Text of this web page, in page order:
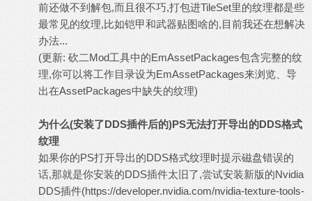
前还做不到解包,而且很不巧,打包进TileSet里的纹理都是些
最常见的纹理,比如铠甲和武器贴图啥的,目前我还在想解决
办法...
(更新: 砍二Mod工具中的EmAssetPackages包含完整的纹
理,你可以将工作目录设为EmAssetPackages来浏览、导
出在AssetPackages中缺失的纹理)
为什么(安装了DDS插件后的)PS无法打开导出的DDS格式
纹理
如果你的PS打开导出的DDS格式纹理时提示磁盘错误的
话,那就是你安装的DDS插件太旧了,尝试安装新版的Nvidia
DDS插件(https://developer.nvidia.com/nvidia-texture-tools-